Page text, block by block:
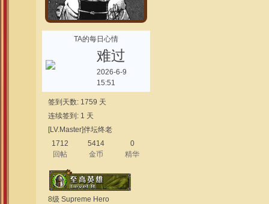
TA的每日心情
难过
2026-6-9
15:51
签到天数: 1759 天
连续签到: 1 天
[LV.Master]伴坛终老
1712
回帖
5414
金币
0
精华
8级 Supreme Hero